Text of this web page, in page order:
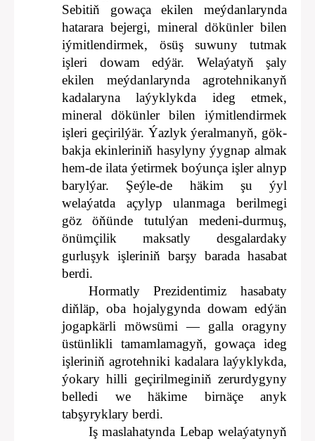
Sebitiň gowaça ekilen meýdanlarynda
hatarara bejergi, mineral dökünler bilen
iýmitlendirmek, ösüş suwuny tutmak
işleri dowam edýär. Welaýatyň şaly
ekilen meýdanlarynda agrotehnikanyň
kadalaryna laýyklykda ideg etmek,
mineral dökünler bilen iýmitlendirmek
işleri geçirilýär. Ýazlyk ýeralmanyň, gök-
bakja ekinleriniň hasylyny ýygnap almak
hem-de ilata ýetirmek boýunça işler alnyp
barylýar. Şeýle-de häkim şu ýyl
welaýatda açylyp ulanmaga berilmegi
göz öňünde tutulýan medeni-durmuş,
önümçilik maksatly desgalardaky
gurluşyk işleriniň barşy barada hasabat
berdi.
Hormatly Prezidentimiz hasabaty
diňläp, oba hojalygynda dowam edýän
jogapkärli möwsümi — galla oragyny
üstünlikli tamamlamagyň, gowaça ideg
işleriniň agrotehniki kadalara laýyklykda,
ýokary hilli geçirilmeginiň zerurdygyny
belledi we häkime birnäçe anyk
tabşyryklary berdi.
Iş maslahatynda Lebap welaýatynyň